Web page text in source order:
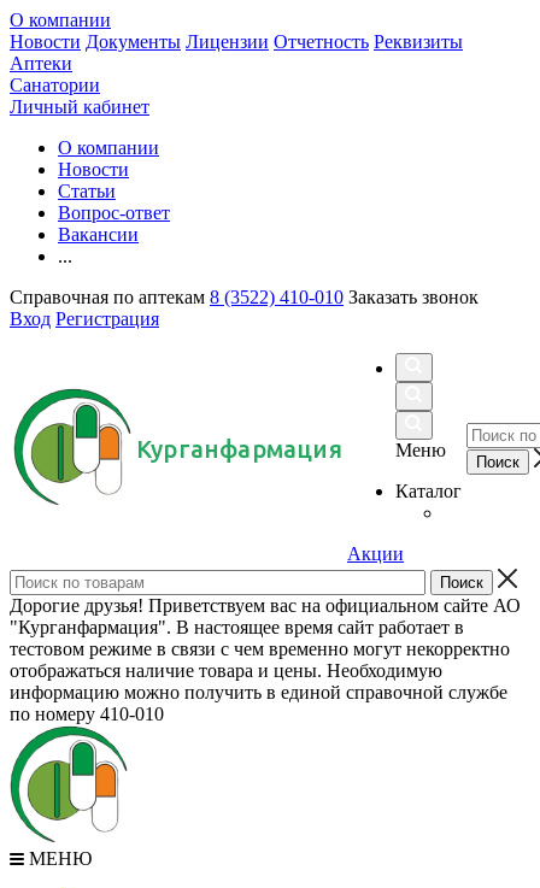
О компании
Новости Документы Лицензии Отчетность Реквизиты
Аптеки
Санатории
Личный кабинет
О компании
Новости
Статьи
Вопрос-ответ
Вакансии
...
Справочная по аптекам 8 (3522) 410-010 Заказать звонок
Вход Регистрация
Курганфармация
Меню
Каталог
Акции
Дорогие друзья! Приветствуем вас на официальном сайте АО
"Курганфармация". В настоящее время сайт работает в
тестовом режиме в связи с чем временно могут некорректно
отображаться наличие товара и цены. Необходимую
информацию можно получить в единой справочной службе
по номеру 410-010
МЕНЮ